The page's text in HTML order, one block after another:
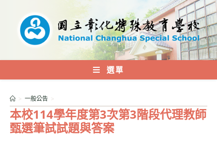
內
選單
本校114學年度第3次第3階段代理教師
甄選筆試試題與答案
> 一般公告 >